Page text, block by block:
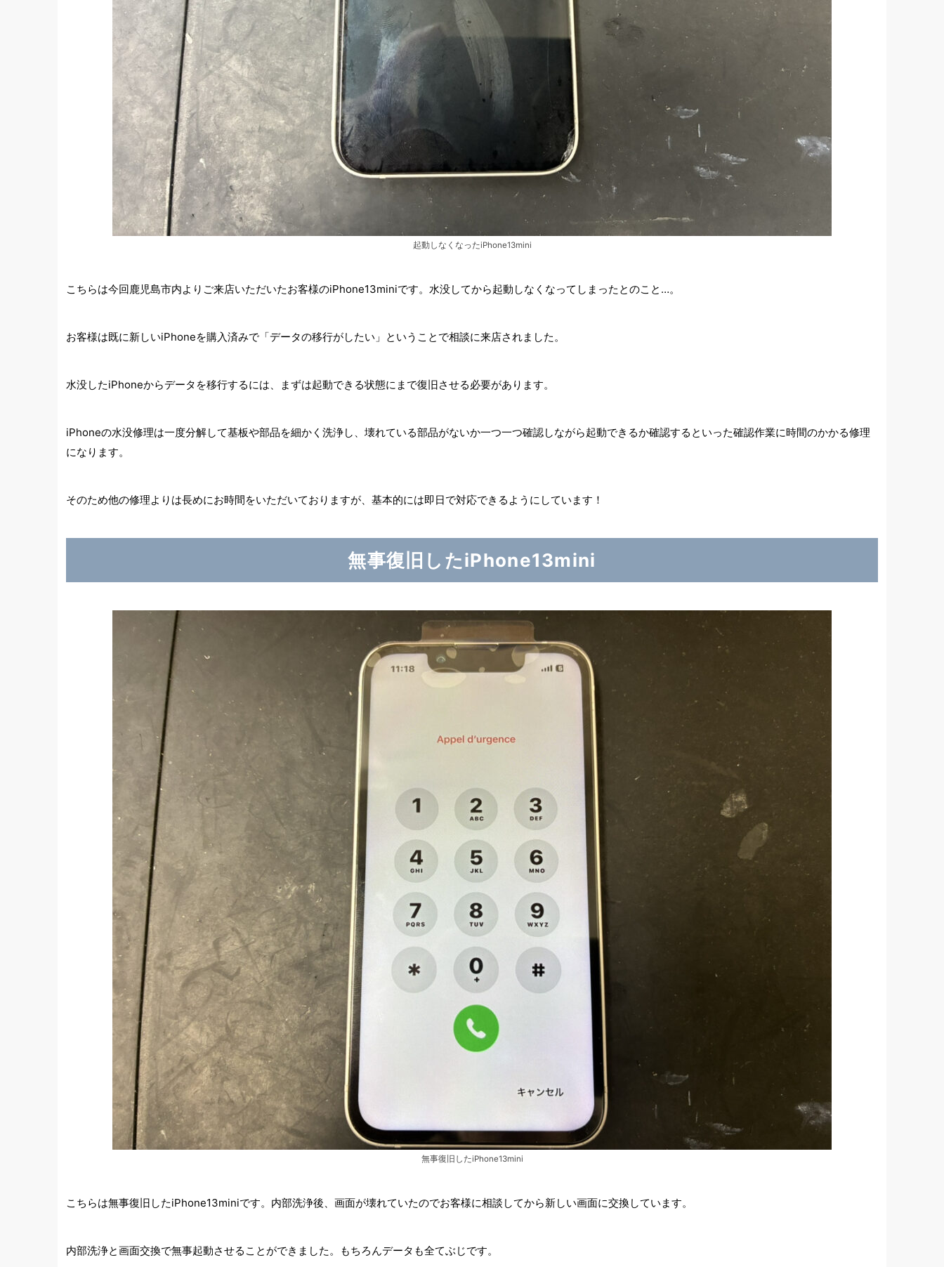
起動しなくなったiPhone13mini
こちらは今回鹿児島市内よりご来店いただいたお客様のiPhone13miniです。水没してから起動しなくなってしまったとのこと…。
お客様は既に新しいiPhoneを購入済みで「データの移行がしたい」ということで相談に来店されました。
水没したiPhoneからデータを移行するには、まずは起動できる状態にまで復旧させる必要があります。
iPhoneの水没修理は一度分解して基板や部品を細かく洗浄し、壊れている部品がないか一つ一つ確認しながら起動できるか確認するといった確認作業に時間のかかる修理
になります。
そのため他の修理よりは長めにお時間をいただいておりますが、基本的には即日で対応できるようにしています！
無事復旧したiPhone13mini
無事復旧したiPhone13mini
こちらは無事復旧したiPhone13miniです。内部洗浄後、画面が壊れていたのでお客様に相談してから新しい画面に交換しています。
内部洗浄と画面交換で無事起動させることができました。もちろんデータも全てぶじです。